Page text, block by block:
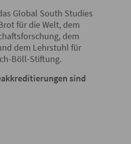
Global South Studies
für die Welt, dem
dem
dem Lehrstuhl für
Böll-Stiftung.
sind